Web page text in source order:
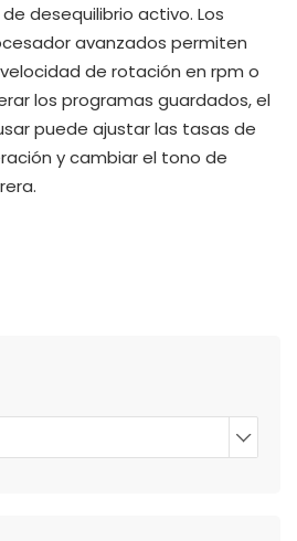
desequilibrio activo. Los
avanzados permiten
de rotación en rpm o
los programas guardados, el
puede ajustar las tasas de
y cambiar el tono de